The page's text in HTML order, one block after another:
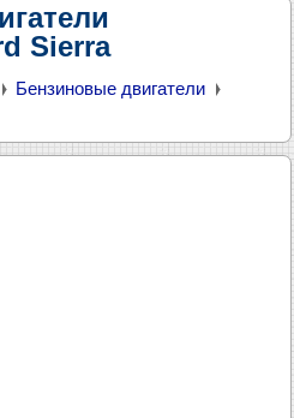
Sierra
Бензиновые двигатели